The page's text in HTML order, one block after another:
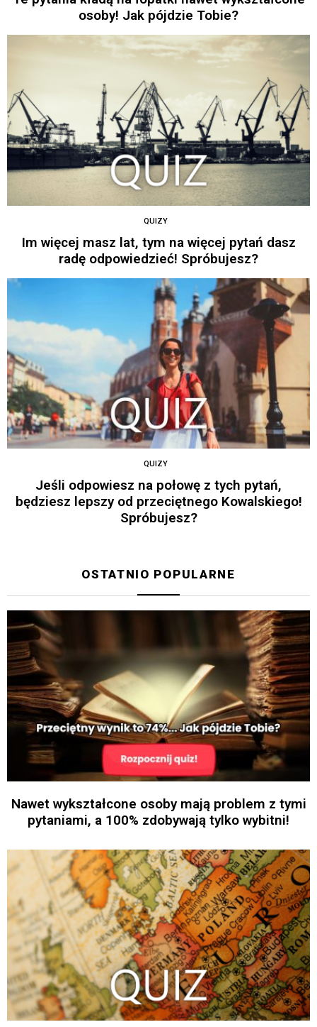
osoby! Jak pójdzie Tobie?
QUIZY
Im więcej masz lat, tym na więcej pytań dasz
radę odpowiedzieć! Spróbujesz?
QUIZY
Jeśli odpowiesz na połowę z tych pytań,
będziesz lepszy od przeciętnego Kowalskiego!
Spróbujesz?
OSTATNIO POPULARNE
Nawet wykształcone osoby mają problem z tymi
pytaniami, a 100% zdobywają tylko wybitni!